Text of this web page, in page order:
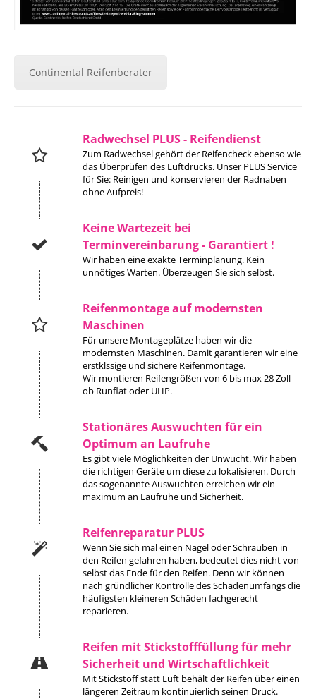
Continental Reifenberater
Radwechsel PLUS - Reifendienst
Zum Radwechsel gehört der Reifencheck ebenso wie
das Überprüfen des Luftdrucks. Unser PLUS Service
für Sie: Reinigen und konservieren der Radnaben
ohne Aufpreis!
Keine Wartezeit bei
Terminvereinbarung - Garantiert !
Wir haben eine exakte Terminplanung. Kein
unnötiges Warten. Überzeugen Sie sich selbst.
Reifenmontage auf modernsten
Maschinen
Für unsere Montageplätze haben wir die
modernsten Maschinen. Damit garantieren wir eine
erstklssige und sichere Reifenmontage.
Wir montieren Reifen­größen von 6 bis max 28 Zoll –
ob Runflat oder UHP.
Stationäres Auswuchten für ein
Optimum an Laufruhe
Es gibt viele Möglichkeiten der Unwucht. Wir haben
die richtigen Geräte um diese zu lokalisieren. Durch
das sogenannte Auswuchten erreichen wir ein
maximum an Laufruhe und Sicherheit.
Reifenreparatur PLUS
Wenn Sie sich mal einen Nagel oder Schrauben in
den Reifen gefahren haben, bedeutet dies nicht von
selbst das Ende für den Reifen. Denn wir können
nach gründlicher Kontrolle des Schadenumfangs die
häufigsten kleineren Schäden fachgerecht
reparieren.
Reifen mit Stickstofffüllung für mehr
Sicherheit und Wirtschaftlichkeit
Mit Stickstoff statt Luft behält der Reifen über einen
längeren Zeitraum kontinuierlich seinen Druck.